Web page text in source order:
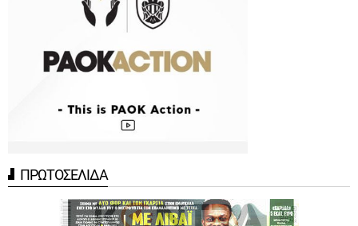
ΠΡΩΤΟΣΕΛΙΔΑ